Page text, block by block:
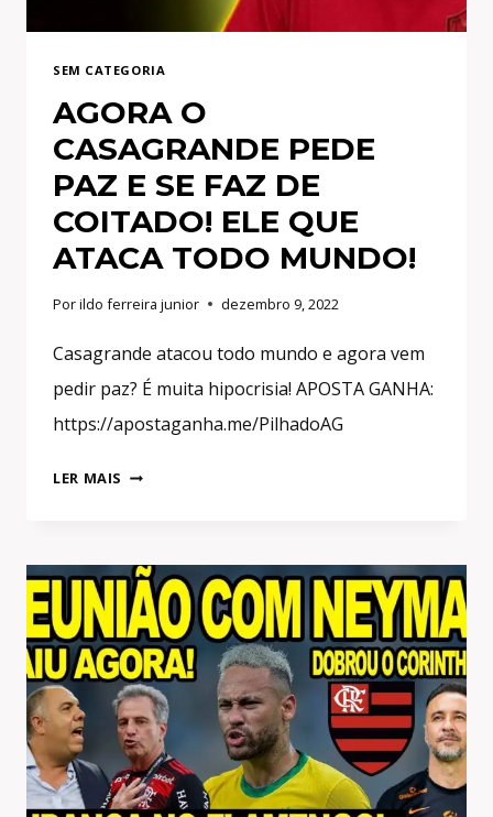
SEM CATEGORIA
AGORA O
CASAGRANDE PEDE
PAZ E SE FAZ DE
COITADO! ELE QUE
ATACA TODO MUNDO!
Porildo ferreira junior dezembro 9, 2022
Casagrande atacou todo mundo e agora vem
pedir paz? É muita hipocrisia! APOSTA GANHA:
https://apostaganha.me/PilhadoAG
LER MAIS AGORA
PAZ
SE
FAZ
DE
COITADO!
ELE
QUE
ATACA